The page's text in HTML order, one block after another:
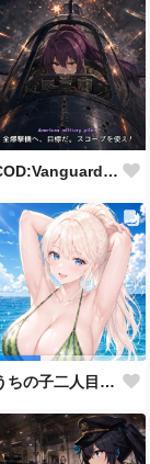
COD:Vanguard "ミッドウェー海戦"
うちの子二人目スイカの日